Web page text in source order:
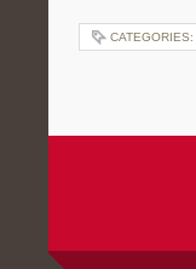
CATEGORIES: